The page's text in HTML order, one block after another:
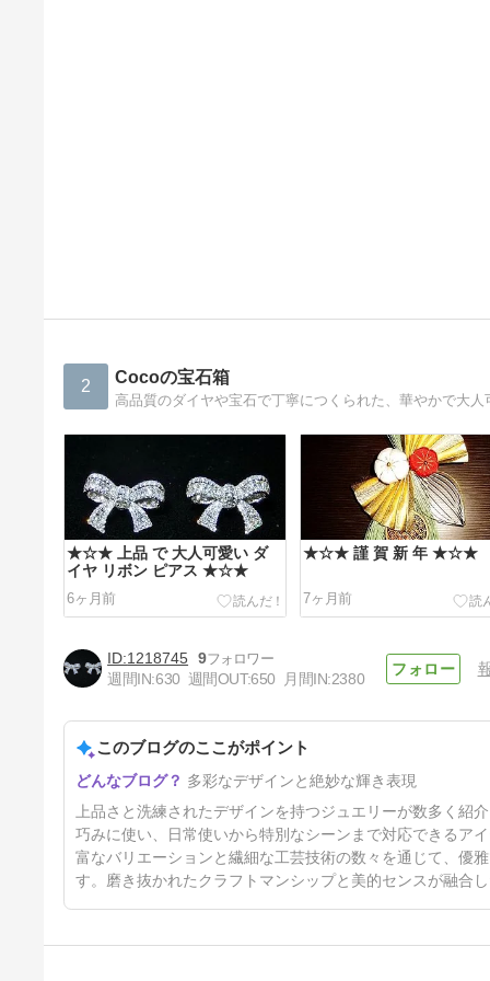
2 Cocoの宝石箱
高品質のダイヤや宝石で丁寧につくられた、華やかで大
★☆★ 上品 で 大人可愛い ダ
イヤ リボン ピアス ★☆★
6ヶ月前
★☆★ 謹 賀 新 年 ★☆★
7ヶ月前
★★ 初めて の お味噌作り !!
♪♪★★
1年6ヶ月前
1218745 9
週間IN:630 週間OUT:650 月間IN:2380
このブログのここがポイント
多彩なデザインと絶妙な輝き表現
上品さと洗練されたデザインを持つジュエリーが数多く
巧みに使い、日常使いから特別なシーンまで対応できるア
富なバリエーションと繊細な工芸技術の数々を通じて、優
す。磨き抜かれたクラフトマンシップと美的センスが融合